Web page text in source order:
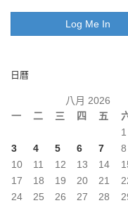
日曆
八月 2026
一
二 三 四 五
1
3
4 5 6 7 8
10
11 12 13 14
17
18 19 20 21
24
25 26 27 28